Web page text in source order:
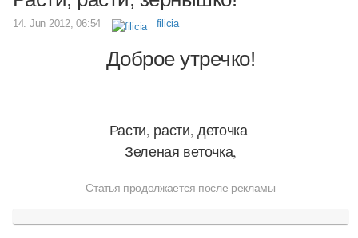
14. Jun 2012, 06:54 filicia
Доброе утречко!
Расти, расти, деточка
Зеленая веточка,
Статья продолжается после рекламы